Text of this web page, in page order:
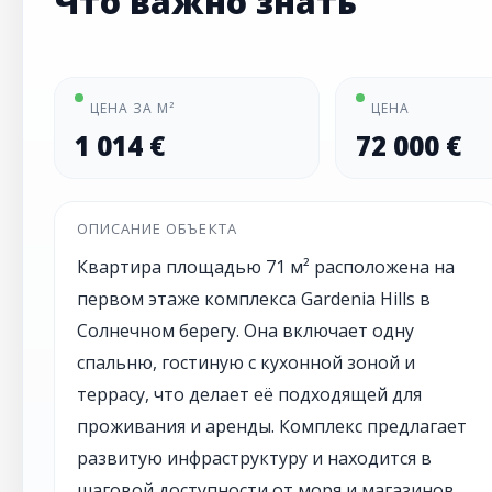
ЦЕНА ЗА М²
1 014 €
ЦЕНА
72 000 €
ОПИСАНИЕ ОБЪЕКТА
Квартира площадью 71 м² расположена на
первом этаже комплекса Gardenia Hills в
Солнечном берегу. Она включает одну
спальню, гостиную с кухонной зоной и
террасу, что делает её подходящей для
проживания и аренды. Комплекс предлагает
развитую инфраструктуру и находится в